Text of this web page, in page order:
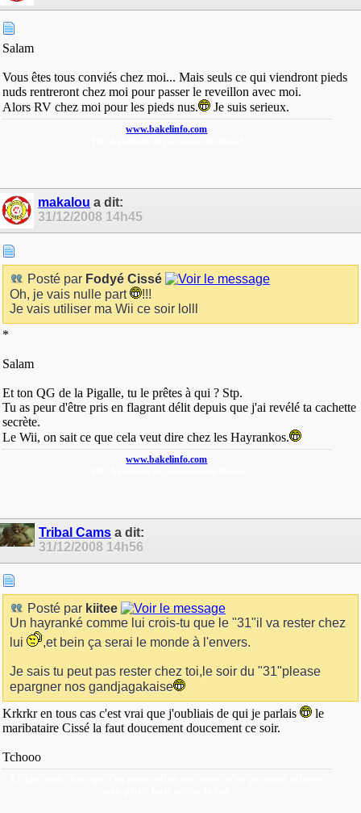
Salam
Vous êtes tous conviés chez moi... Mais seuls ce qui viendront pieds
nuds rentreront chez moi pour passer le reveillon avec moi.
Alors RV chez moi pour les pieds nus.
Je suis serieux.
www.bakelinfo.com
makalou a dit:
31/12/2008 14h45
Posté par Fodyé Cissé
Oh, je vais nulle part
!!!
Je vais utiliser ma Wii ce soir lolll
*
Salam
Et ton QG de la Pigalle, tu le prêtes à qui ? Stp.
Tu as peur d'être pris en flagrant délit depuis que j'ai revélé ta cachette
secrète.
Le Wii, on sait ce que cela veut dire chez les Hayrankos.
www.bakelinfo.com
Tribal Cams a dit:
31/12/2008 14h56
Posté par kiitee
Un hayranké comme lui crois-tu que le "31"il va rester chez
lui
,et bein ça serai le monde à l'envers.
Je sais tu peut pas rester chez toi,le soir du "31"please
epargner nos gandjagakaise
Krkrkr en tous cas c'est vrai que j'oubliais de qui je parlais
le
maribataire Cissé la faut doucement doucement ce soir.
Tchooo